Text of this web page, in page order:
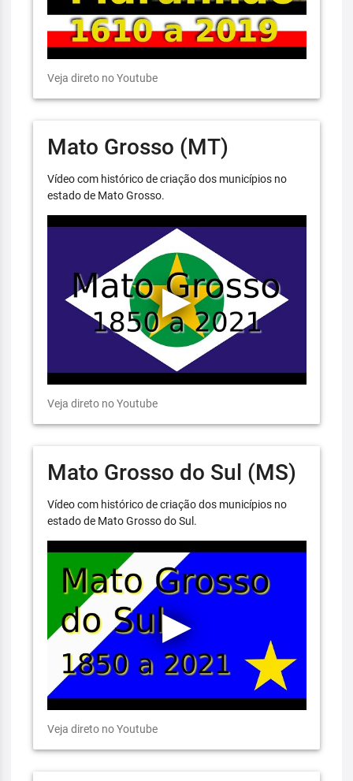
Veja direto no Youtube
Mato Grosso (MT)
Vídeo com histórico de criação dos municípios no
estado de Mato Grosso.
Veja direto no Youtube
Mato Grosso do Sul (MS)
Vídeo com histórico de criação dos municípios no
estado de Mato Grosso do Sul.
Veja direto no Youtube